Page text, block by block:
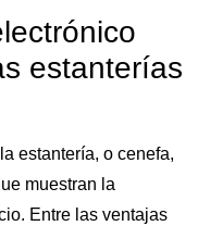
estanterías
estantería, o cenefa,
muestran la
Entre las ventajas